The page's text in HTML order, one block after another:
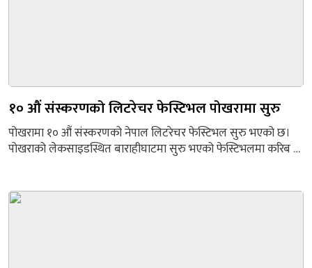
१० औं संस्करणको लिटरेचर फेस्टिभल पोखरामा सुरु
पोखरामा १० औं संस्करणको नेपाल लिटरेचर फेस्टिभल सुरु भएको छ।
पोखराको लेकसाइडस्थित बाराहीघाटमा सुरु भएको फेस्टिभलमा करिब २
आचार्यले फेस्टिभललाई पोखराको गौरवको विषयको संज्ञा दिए। सधैँ साथ